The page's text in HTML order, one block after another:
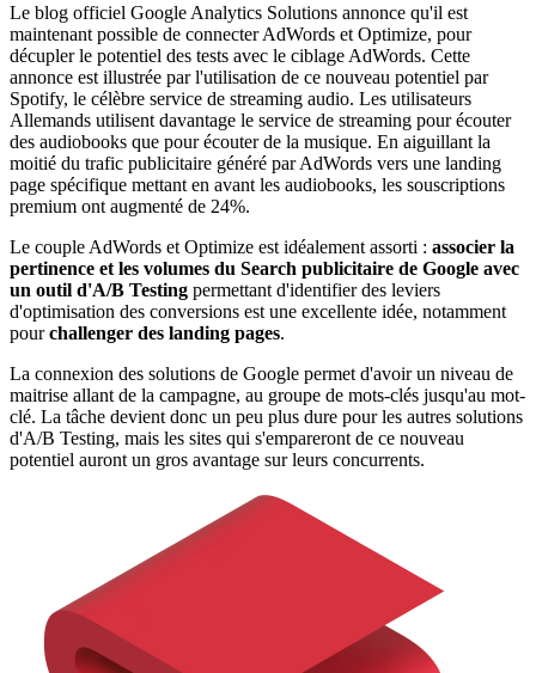
Le blog officiel Google Analytics Solutions annonce qu'il est
maintenant possible de connecter AdWords et Optimize, pour
décupler le potentiel des tests avec le ciblage AdWords. Cette
annonce est illustrée par l'utilisation de ce nouveau potentiel par
Spotify, le célèbre service de streaming audio. Les utilisateurs
Allemands utilisent davantage le service de streaming pour écouter
des audiobooks que pour écouter de la musique. En aiguillant la
moitié du trafic publicitaire généré par AdWords vers une landing
page spécifique mettant en avant les audiobooks, les souscriptions
premium ont augmenté de 24%.
Le couple AdWords et Optimize est idéalement assorti : associer la
pertinence et les volumes du Search publicitaire de Google avec
un outil d'A/B Testing permettant d'identifier des leviers
d'optimisation des conversions est une excellente idée, notamment
pourchallenger des landing pages.
La connexion des solutions de Google permet d'avoir un niveau de
maitrise allant de la campagne, au groupe de mots-clés jusqu'au mot-
clé. La tâche devient donc un peu plus dure pour les autres solutions
d'A/B Testing, mais les sites qui s'empareront de ce nouveau
potentiel auront un gros avantage sur leurs concurrents.